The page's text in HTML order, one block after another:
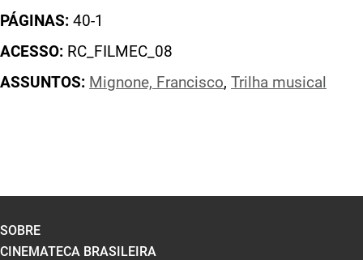
PÁGINAS: 40-1
ACESSO: RC_FILMEC_08
ASSUNTOS: Mignone, Francisco, Trilha musical
SOBRE
CINEMATECA BRASILEIRA